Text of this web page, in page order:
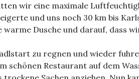
wir eine maximale
und uns noch 30 km bis
warme Dusche und darauf, dass
zu regnen und wieder
schönen Restaurant auf dem